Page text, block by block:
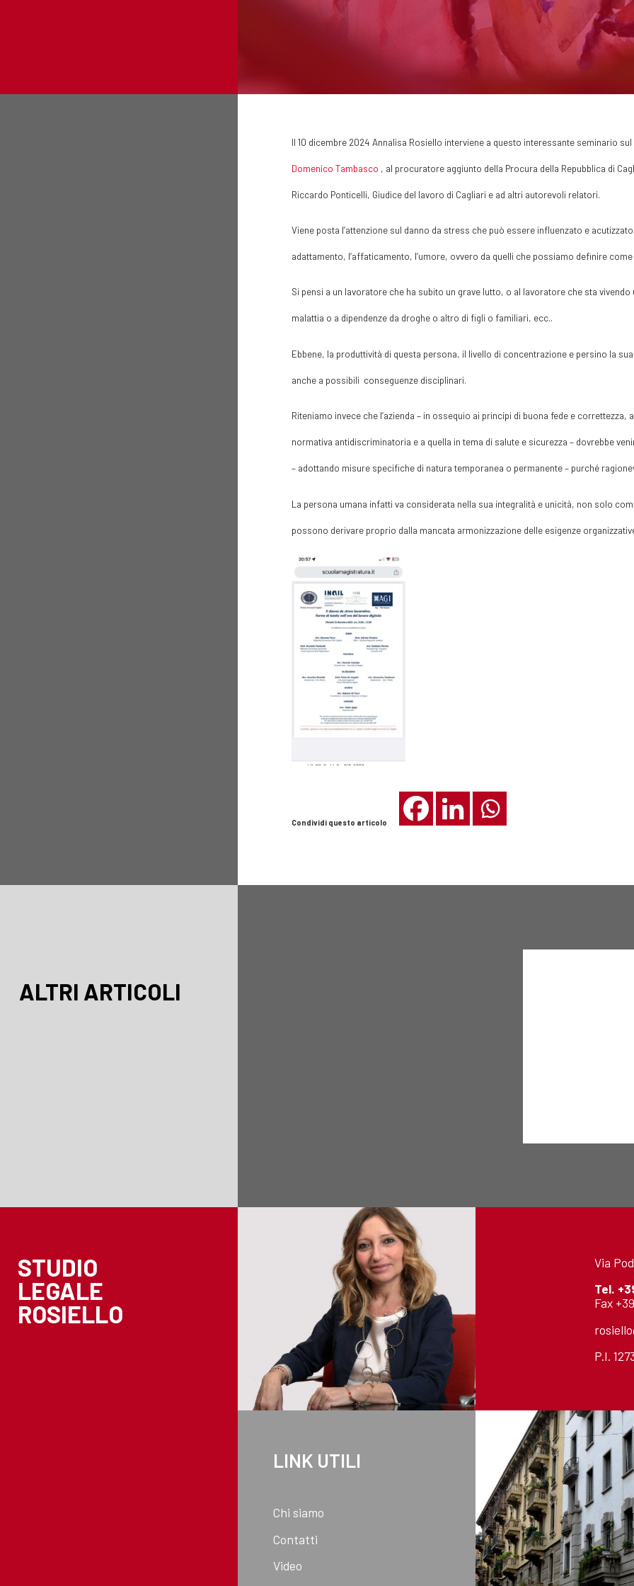
Il 10 dicembre 2024 Annalisa Rosiello interviene a questo interessante seminario
Domenico Tambasco , al procuratore aggiunto della Procura della Repubblica di
Riccardo Ponticelli, Giudice del lavoro di Cagliari e ad altri autorevoli relatori.
Viene posta l’attenzione sul danno da stress che può essere influenzato e
adattamento, l’affaticamento, l’umore, ovvero da quelli che possiamo definire
Si pensi a un lavoratore che ha subito un grave lutto, o al lavoratore che sta
malattia o a dipendenze da droghe o altro di figli o familiari, ecc..
Ebbene, la produttività di questa persona, il livello di concentrazione e persino la
anche a possibili conseguenze disciplinari.
Riteniamo invece che l’azienda – in ossequio ai principi di buona fede e
normativa antidiscriminatoria e a quella in tema di salute e sicurezza – dovrebbe
– adottando misure specifiche di natura temporanea o permanente – purché
La persona umana infatti va considerata nella sua integralità e unicità, non solo
possono derivare proprio dalla mancata armonizzazione delle esigenze
Condividi questo articolo
ALTRI ARTICOLI
STUDIO
LEGALE
ROSIELLO
Via
Tel.
Fax
P.I.
LINK UTILI
Chi siamo
Contatti
Video